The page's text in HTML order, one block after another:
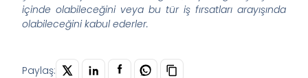
içinde olabileceğini veya bu tür iş fırsatları arayışında
olabileceğini kabul ederler.
Paylaş: